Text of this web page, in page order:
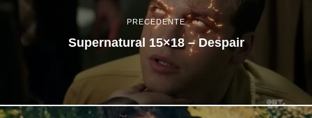
PRECEDENTE
Supernatural 15×18 – Despair